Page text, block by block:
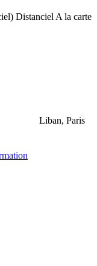
Distanciel A la carte
Liban, Paris